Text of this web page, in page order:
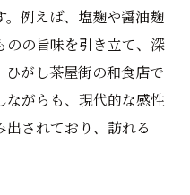
例えば、塩麹や醤油麹
のの旨味を引き立て、深
がし茶屋街の和食店で
ながらも、現代的な感性
されており、訪れる